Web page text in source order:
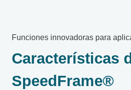
Funciones innovadoras para
Características
SpeedFrame®